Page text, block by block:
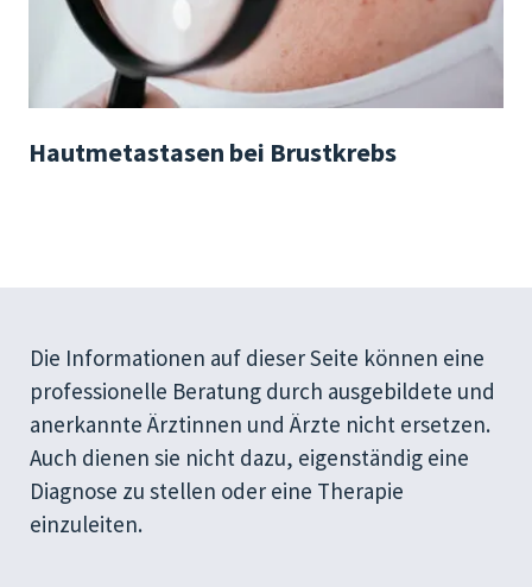
Hautmetastasen bei Brustkrebs
Die Informationen auf dieser Seite können eine
professionelle Beratung durch ausgebildete und
anerkannte Ärztinnen und Ärzte nicht ersetzen.
Auch dienen sie nicht dazu, eigenständig eine
Diagnose zu stellen oder eine Therapie
einzuleiten.